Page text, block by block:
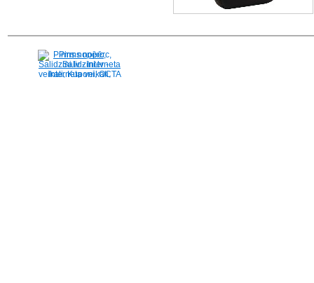
Pirms nopērc,
Salidzini.lv - Interneta
veikali, Kuponi, OCTA